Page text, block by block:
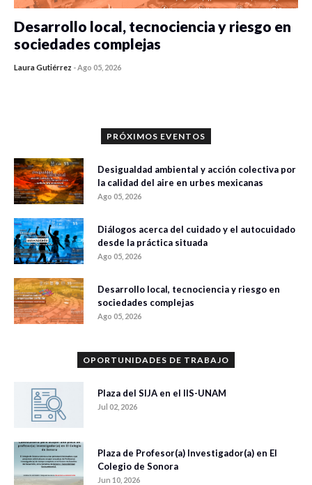
Desarrollo local, tecnociencia y riesgo en
sociedades complejas
Laura Gutiérrez -Ago 05, 2026
PRÓXIMOS EVENTOS
Desigualdad ambiental y acción colectiva por
la calidad del aire en urbes mexicanas
Ago 05, 2026
Diálogos acerca del cuidado y el autocuidado
desde la práctica situada
Ago 05, 2026
Desarrollo local, tecnociencia y riesgo en
sociedades complejas
Ago 05, 2026
OPORTUNIDADES DE TRABAJO
Plaza del SIJA en el IIS-UNAM
Jul 02, 2026
Plaza de Profesor(a) Investigador(a) en El
Colegio de Sonora
Jun 10, 2026